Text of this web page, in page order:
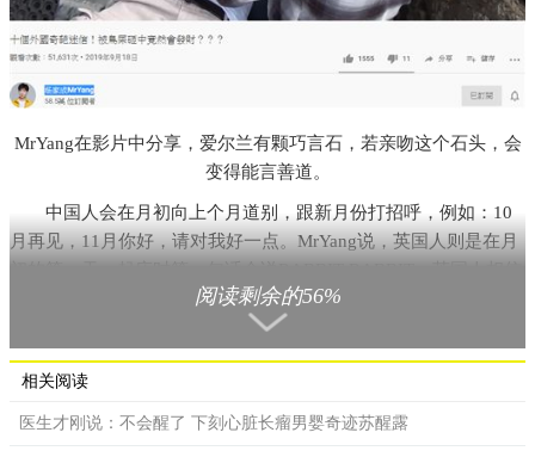
MrYang在影片中分享，爱尔兰有颗巧言石，若亲吻这个石头，会
变得能言善道。
中国人会在月初向上个月道别，跟新月份打招呼，例如：10
月再见，11月你好，请对我好一点。MrYang说，英国人则是在月
若是这样做，接下来的整个月都会有好运。
阅读剩余的56%
相关阅读
医生才刚说：不会醒了 下刻心脏长瘤男婴奇迹苏醒露